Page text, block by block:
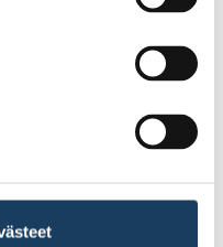
acts independently
with the rental
House in Helsinki
by our strategies and
and succeeding
acting responsibly.